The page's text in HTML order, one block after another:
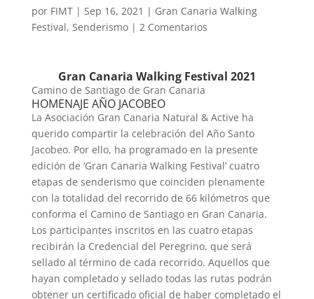
por FIMT| Sep 16, 2021 | Gran Canaria Walking
Festival, Senderismo| 2 Comentarios
Gran Canaria Walking Festival 2021
Camino de Santiago de Gran Canaria
HOMENAJE AÑO JACOBEO
La Asociación Gran Canaria Natural & Active ha
querido compartir la celebración del Año Santo
Jacobeo. Por ello, ha programado en la presente
edición de ‘Gran Canaria Walking Festival’ cuatro
etapas de senderismo que coinciden plenamente
con la totalidad del recorrido de 66 kilómetros que
conforma el Camino de Santiago en Gran Canaria.
Los participantes inscritos en las cuatro etapas
recibirán la Credencial del Peregrino, que será
sellado al término de cada recorrido. Aquellos que
hayan completado y sellado todas las rutas podrán
obtener un certificado oficial de haber completado el